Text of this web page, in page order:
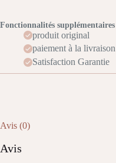
Fonctionnalités supplémentaires
produit original
paiement à la livraison
Satisfaction Garantie
Avis (0)
Avis